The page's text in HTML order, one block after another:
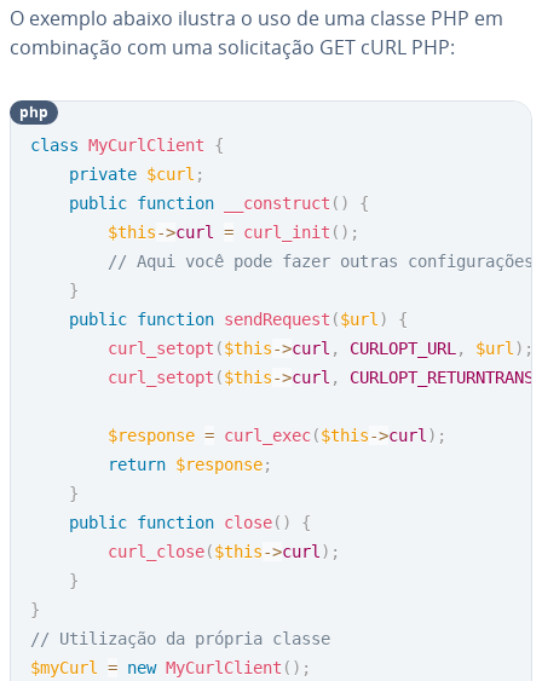
O exemplo abaixo ilustra o uso de uma classe PHP em
com­bi­na­ção com uma so­li­ci­ta­ção GET cURL PHP:
class MyCurlClient
{
private $curl ;
public function __construct ( )
{
$this->curl = curl_init ( ) ;
// Aqui você pode fazer outras configurações
}
public function sendRequest ($url )
{
curl_setopt ($this->curl , CURLOPT_URL , $url ) ;
curl_setopt ($this->curl ,
$response = curl_exec($this->curl ) ;
return $response;
}
public function close( )
{
curl_close($this->curl ) ;
}
}
// Utilização da própria classe
$myCurl
= new MyCurlClient ( ) ;
php